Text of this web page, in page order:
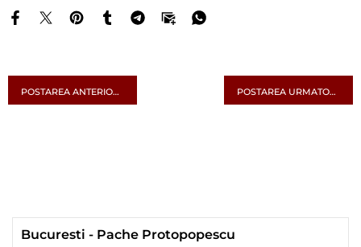
POSTAREA ANTERIOARA POSTAREA URMATOARE
Bucuresti - Pache Protopopescu